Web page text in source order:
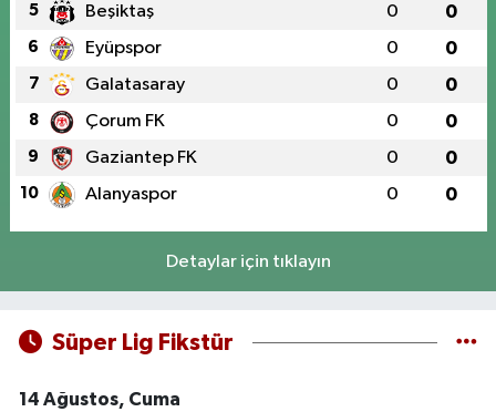
5 Beşiktaş 0 0
6 Eyüpspor 0 0
7 Galatasaray 0 0
8 Çorum FK 0 0
9 Gaziantep FK 0 0
10 Alanyaspor 0 0
Detaylar için tıklayın
Süper Lig Fikstür
14 Ağustos, Cuma